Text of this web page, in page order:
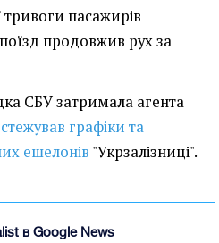
тривоги пасажирів
продовжив рух за
СБУ затримала агента
графіки та
ешелонів "Укрзалізниці".
в Google News